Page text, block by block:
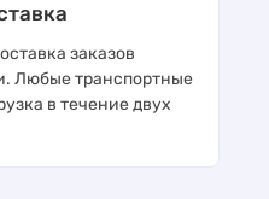
заказов
Любые транспортные
в течение двух